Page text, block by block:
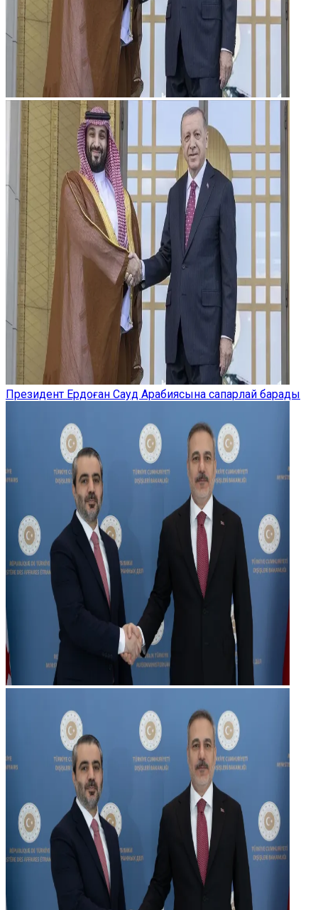
Президент Ердоған Сауд Арабиясына сапарлай барады